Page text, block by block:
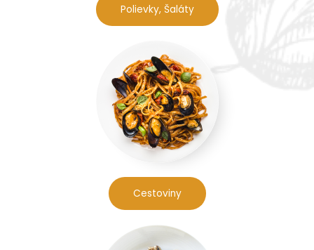
Polievky, Šaláty
Cestoviny